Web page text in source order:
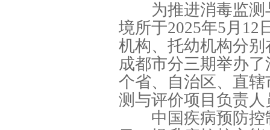
为推进消毒监测
境所于2025年5月12
机构、托幼机构分
成都市分三期举办
个省、自治区、直
测与评价项目负责
中国疾病预防控